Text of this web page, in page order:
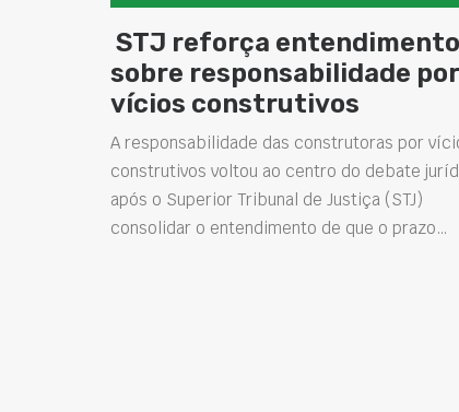
STJ reforça entendimento
sobre responsabilidade por
vícios construtivos
A responsabilidade das construtoras por
construtivos voltou ao centro do debate
após o Superior Tribunal de Justiça (STJ)
consolidar o entendimento de que o prazo…